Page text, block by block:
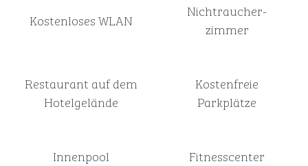
Kostenloses WLAN
Nichtraucher­
zimmer
Restaurant auf dem
Hotelgelände
Kostenfreie
Parkplätze
Innenpool Fitnesscenter